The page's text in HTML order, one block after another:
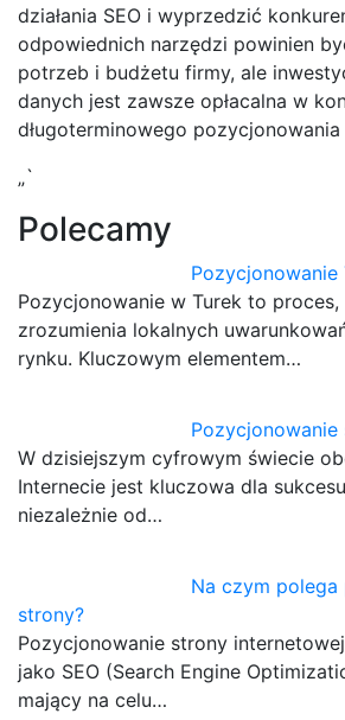
działania SEO i wyprzedzić
odpowiednich narzędzi powinien
potrzeb i budżetu firmy, ale
danych jest zawsze opłacalna w
długoterminowego pozycjonowania
„`
Polecamy
Pozycjonowanie
Pozycjonowanie w Turek to
zrozumienia lokalnych
rynku. Kluczowym elementem…
Pozycjonowanie
W dzisiejszym cyfrowym świecie
Internecie jest kluczowa dla
niezależnie od…
Na czym
strony?
Pozycjonowanie strony
jako SEO (Search Engine
mający na celu…